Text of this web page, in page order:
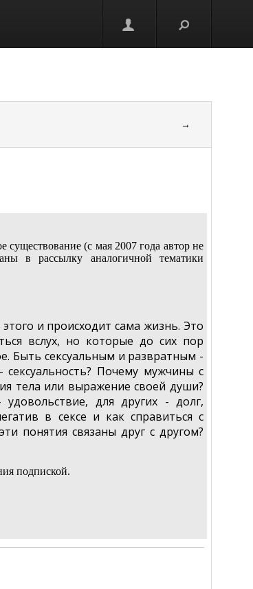
→
существование (c мая 2007 года автор не
в рассылку аналогичной тематики
и происходит сама жизнь. Это
вслух, но которые до сих пор
Быть сексуальным и развратным -
Почему мужчины с
тела или выражение своей души?
для других - долг,
в сексе и как справиться с
понятия связаны друг с другом?
подпиской.